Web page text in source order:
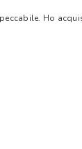
Ho